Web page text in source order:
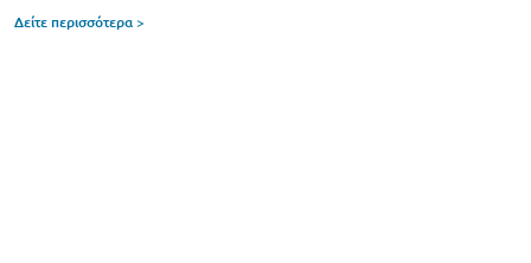
Δείτε περισσότερα >